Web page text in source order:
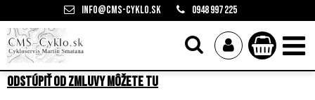
info@cms-cyklo.sk 0948 997 225
Odstúpiť od zmluvy môžete tu